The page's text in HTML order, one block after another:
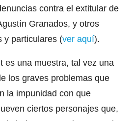
contra el extitular de
Granados, y otros
y particulares (ver aquí).
es una muestra, tal vez una
los graves problemas que
la impunidad con que
ciertos personajes que,